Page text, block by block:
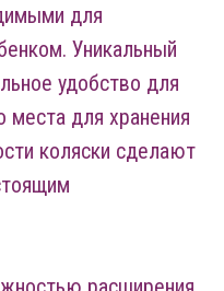
для
Уникальный
удобство для
места для хранения
коляски сделают